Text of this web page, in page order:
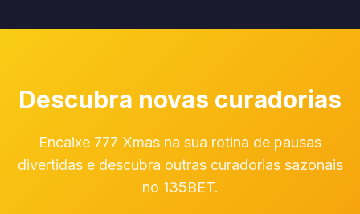
Descubra novas curadorias
Encaixe 777 Xmas na sua rotina de pausas
divertidas e descubra outras curadorias sazonais
no 135BET.